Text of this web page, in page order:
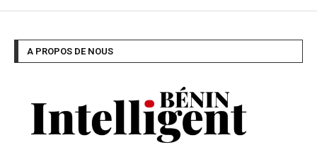
A PROPOS DE NOUS